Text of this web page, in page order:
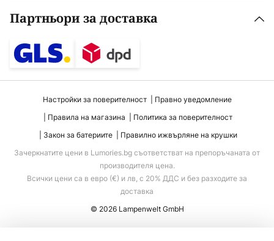
Партньори за доставка
Настройки за поверителност
Правно уведомление
Правила на магазина
Политика за поверителност
Закон за батериите
Правилно ижвърляне на крушки
Зачеркнатите цени в Lumories.bg съответстват на препоръчаната от
производителя цена.
Всички цени са в евро (€) и лв, с 20% ДДС и без разходите за
доставка
© 2026 Lampenwelt GmbH